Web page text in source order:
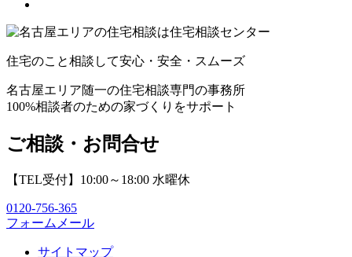
住宅のこと相談して安心・安全・スムーズ
名古屋エリア随一の住宅相談専門の事務所
100%相談者のための家づくりをサポート
ご相談・お問合せ
【TEL受付】10:00～18:00 水曜休
0120-756-365
フォームメール
サイトマップ